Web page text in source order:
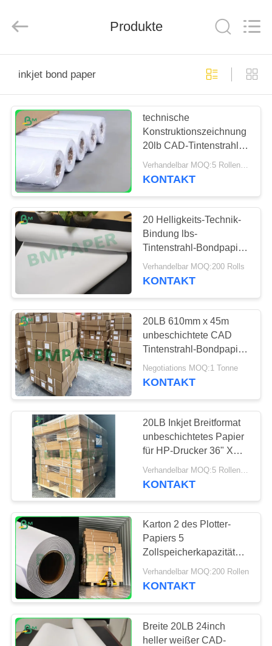
PRODUKTE
ÜBER
FABRIK-
AUSFLUG
QUALITÄTSKONTROLLE
TRETEN
SIE
MIT
UNS
IN
VERBINDUNG
NACHRICHTEN
FÄLLE
SITEMAP
PRIVACY
POLICY
LTD..
Produkte
inkjet bond paper
technische
Konstruktionszeichnung
20lb CAD-Tintenstrahl-
Bondpapier-Querformat
24" x 150' 2" Kern
Verhandelbar MOQ:5 Rollen für allgemeine Größe u. 200rolls für Sondergröße
KONTAKT
20 Helligkeits-Technik-
Bindung lbs-
Tintenstrahl-Bondpapier
Rolls 36x300 92
Verhandelbar MOQ:200 Rolls
KONTAKT
20LB 610mm x 45m
unbeschichtete CAD
Tintenstrahl-Bondpapier-
Rolle für CAD-grafische
Darstellung
Negotiations MOQ:1 Tonne
KONTAKT
20LB Inkjet Breitformat
unbeschichtetes Papier
für HP-Drucker 36" X
150" 2"
KONTAKT
Karton 2 des Plotter-
Papiers 5
Zollspeicherkapazität
CAD-Bindungs- Papier-
Rolls weißer Rollen
Verhandelbar MOQ:200 Rollen
KONTAKT
Breite 20LB 24inch
heller weißer CAD-